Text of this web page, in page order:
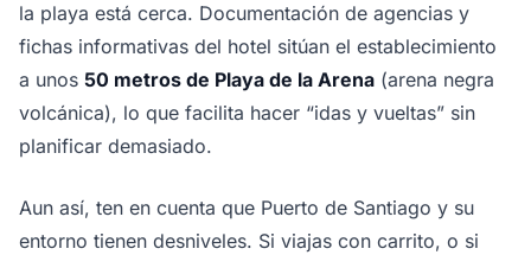
la playa está cerca. Documentación de agencias y
fichas informativas del hotel sitúan el establecimiento
a unos 50 metros de Playa de la Arena (arena negra
volcánica), lo que facilita hacer “idas y vueltas” sin
planificar demasiado.
Aun así, ten en cuenta que Puerto de Santiago y su
entorno tienen desniveles. Si viajas con carrito, o si